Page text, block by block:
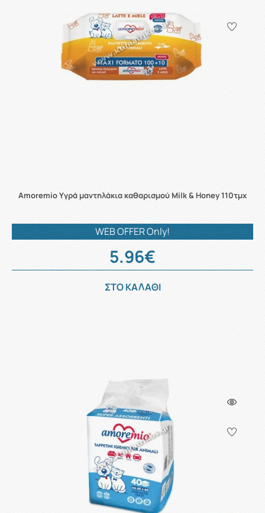
Amoremio Υγρά μαντηλάκια καθαρισμού Milk & Honey 110τμχ
WEB OFFER Only!
5.96€
ΣΤΟ ΚΑΛΑΘΙ